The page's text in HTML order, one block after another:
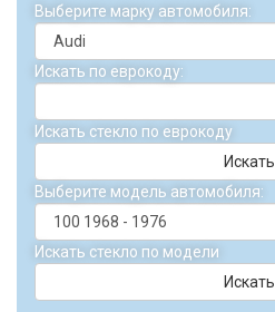
Выберите марку автомобиля:
Искать по еврокоду:
Искать стекло по еврокоду
Искать
Выберите модель автомобиля:
Искать стекло по модели
Искать